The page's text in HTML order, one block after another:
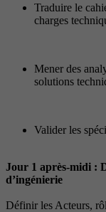
Traduire le
charges
Mener des
solutions
Valider les
Jour 1 après-midi :
d’ingénierie
Définir les Acteurs,